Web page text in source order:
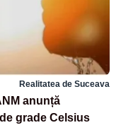
Realitatea de Suceava
anunță
grade Celsius